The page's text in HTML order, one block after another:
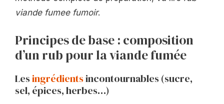
viande fumee fumoir.
Principes de base : composition
d’un rub pour la viande fumée
Lesingrédientsincontournables (sucre,
sel, épices, herbes…)